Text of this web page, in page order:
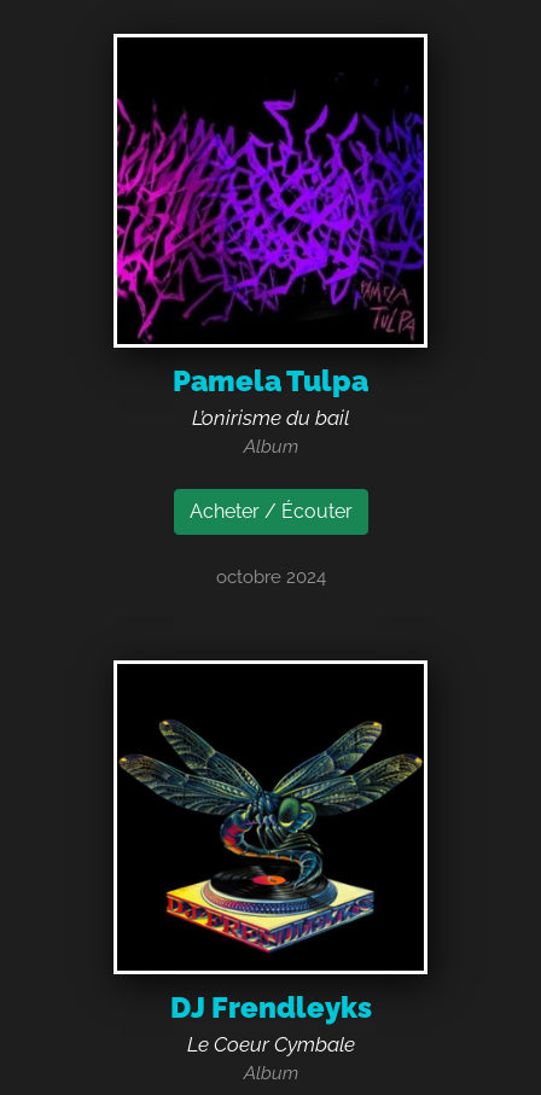
Pamela Tulpa
L’onirisme du bail
Album
Acheter / Écouter
octobre 2024
DJ Frendleyks
Le Coeur Cymbale
Album